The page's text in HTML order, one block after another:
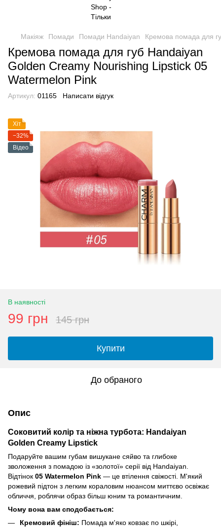
Макіяж Помади Помади Handaiyan Кремова помада для
Кремова помада для губ Handaiyan
Golden Creamy Nourishing Lipstick 05
Watermelon Pink
Артикул: 01165 Написати відгук
Хіт
−32%
Відео
В наявності
99 грн 145 грн
Купити
До обраного
Опис
Соковитий колір та ніжна турбота: Handaiyan
Golden Creamy Lipstick
Подаруйте вашим губам вишукане сяйво та глибоке
зволоження з помадою із «золотої» серії від Handaiyan.
Відтінок 05 Watermelon Pink — це втілення свіжості. М'який
рожевий підтон з легким кораловим нюансом миттєво освіжає
обличчя, роблячи образ більш юним та романтичним.
Чому вона вам сподобається:
Кремовий фініш: Помада м'яко ковзає по шкірі,